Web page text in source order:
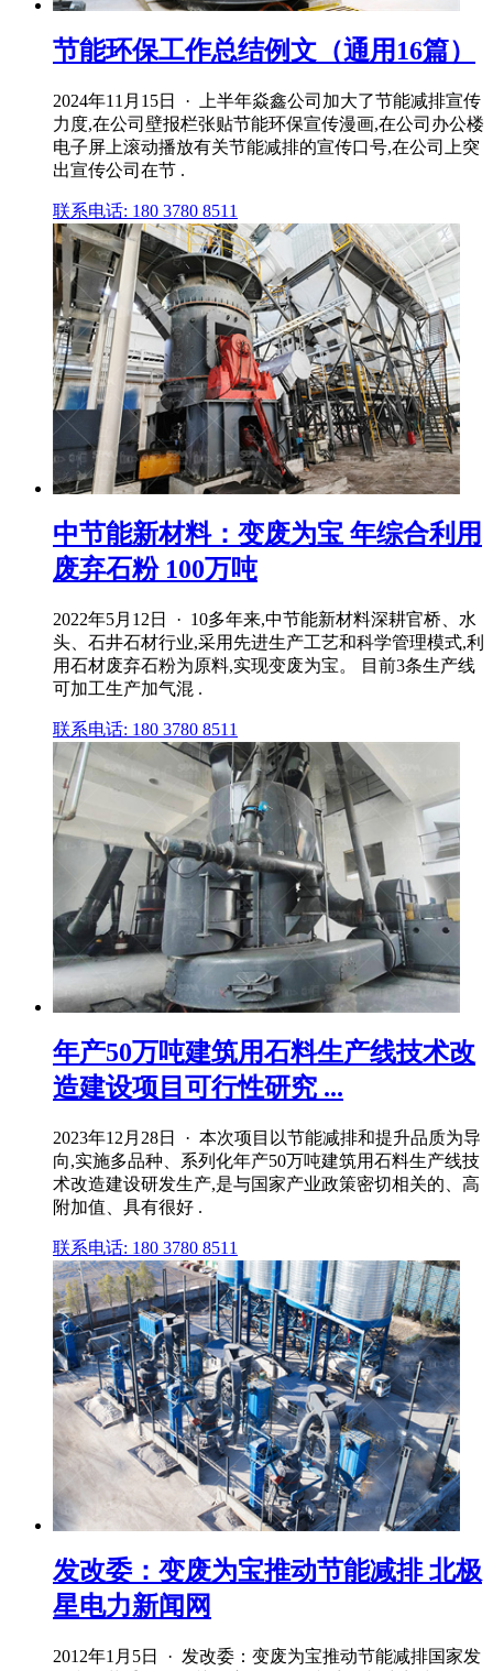
节能环保工作总结例文（通用16篇）
2024年11月15日 · 上半年焱鑫公司加大了节能减排宣传
力度,在公司壁报栏张贴节能环保宣传漫画,在公司办公楼
电子屏上滚动播放有关节能减排的宣传口号,在公司上突
出宣传公司在节 .
联系电话: 180 3780 8511
中节能新材料：变废为宝 年综合利用
废弃石粉 100万吨
2022年5月12日 · 10多年来,中节能新材料深耕官桥、水
头、石井石材行业,采用先进生产工艺和科学管理模式,利
用石材废弃石粉为原料,实现变废为宝。 目前3条生产线
可加工生产加气混 .
联系电话: 180 3780 8511
年产50万吨建筑用石料生产线技术改
造建设项目可行性研究 ...
2023年12月28日 · 本次项目以节能减排和提升品质为导
向,实施多品种、系列化年产50万吨建筑用石料生产线技
术改造建设研发生产,是与国家产业政策密切相关的、高
附加值、具有很好 .
联系电话: 180 3780 8511
发改委：变废为宝推动节能减排 北极
星电力新闻网
2012年1月5日 · 发改委：变废为宝推动节能减排国家发